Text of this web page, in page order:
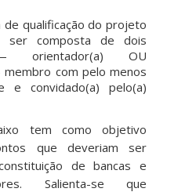
de qualificação do projeto
ser composta de dois
OU
com pelo menos
e convidado(a) pelo(a)
tem como objetivo
que deveriam ser
de bancas e
Salienta-se que